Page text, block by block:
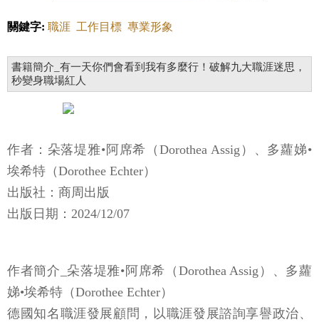
關鍵字: 職涯 工作目標 專業形象
書籍簡介_有一天你們會看到我有多麼行！破解九大職涯迷思，
秒變身職場紅人
作者：朵落堤雅•阿席希（Dorothea Assig）、多蘿娣•
埃希特（Dorothee Echter）
出版社：商周出版
出版日期：2024/12/07
作者簡介_朵落堤雅•阿席希（Dorothea Assig）、多蘿
娣•埃希特（Dorothee Echter）
德國知名職涯發展顧問，以職涯發展諮詢享譽政治、